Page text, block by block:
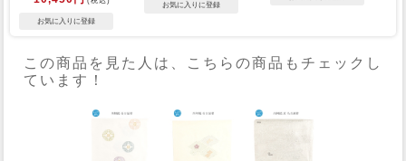
この商品を見た人は、こちらの商品もチェックし
ています！